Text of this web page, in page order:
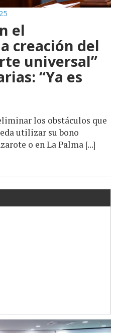
el
creación del
universal”
“Ya es
los obstáculos que
utilizar su bono
o en La Palma [...]